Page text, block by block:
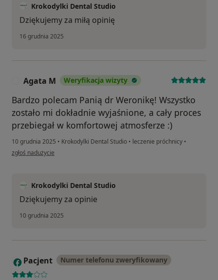
Krokodylki Dental Studio
Dziękujemy za miłą opinię
16 grudnia 2025
Agata M Weryfikacja wizyty
Bardzo polecam Panią dr Weronikę! Wszystko
zostało mi dokładnie wyjaśnione, a cały proces
przebiegał w komfortowej atmosferze :)
10 grudnia 2025 • Krokodylki Dental Studio • leczenie próchnicy •
w opinii użytkownika Agata M
zgłoś nadużycie
Krokodylki Dental Studio
Dziękujemy za opinie
10 grudnia 2025
P Pacjent Numer telefonu zweryfikowany